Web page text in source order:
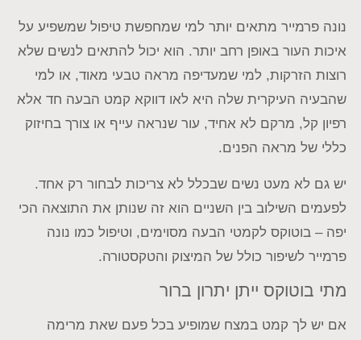
נונה פרמייר מתאים יותר למי שמחפשת טיפול שמשפיע על
איכות העור באופן רחב יותר. הוא יכול להתאים לנשים שלא
רוצות הזרקות, למי שמעדיפה מראה טבעי מאוד, או למי
שהבעיה העיקרית שלה היא לאו דווקא קמט הבעה חד אלא
רפיון קל, מרקם לא אחיד, עור שנראה עייף או צורך בחיזוק
כללי של מראה הפנים.
יש גם לא מעט נשים שבכלל לא צריכות לבחור רק אחד.
לפעמים השילוב בין השניים הוא זה שנותן את התוצאה הכי
יפה – בוטוקס לקמטי הבעה מסוימים, וטיפול כמו נונה
פרמייר לשיפור כולל של המיצוק והטקסטורה.
מתי בוטוקס ייתן יתרון ברור
אם יש לך קמט במצח שמופיע בכל פעם שאת מרימה